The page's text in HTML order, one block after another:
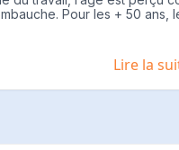
Pour les + 50 ans,
Lire la